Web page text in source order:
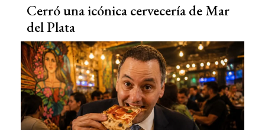
Cerró una icónica cervecería de Mar
del Plata